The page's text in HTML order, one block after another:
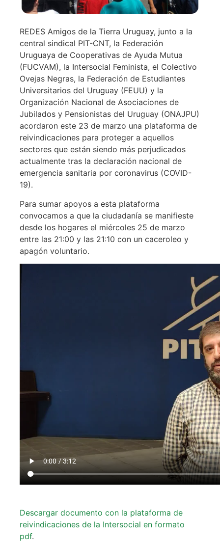
REDES Amigos de la Tierra Uruguay, junto a la
central sindical PIT-CNT, la Federación
Uruguaya de Cooperativas de Ayuda Mutua
(FUCVAM), la Intersocial Feminista, el Colectivo
Ovejas Negras, la Federación de Estudiantes
Universitarios del Uruguay (FEUU) y la
Organización Nacional de Asociaciones de
Jubilados y Pensionistas del Uruguay (ONAJPU)
acordaron este 23 de marzo una plataforma de
reivindicaciones para proteger a aquellos
sectores que están siendo más perjudicados
actualmente tras la declaración nacional de
emergencia sanitaria por coronavirus (COVID-
19).
Para sumar apoyos a esta plataforma
convocamos a que la ciudadanía se manifieste
desde los hogares el miércoles 25 de marzo
entre las 21:00 y las 21:10 con un caceroleo y
apagón voluntario.
Descargar documento con la plataforma de
reivindicaciones de la Intersocial en formato
pdf.